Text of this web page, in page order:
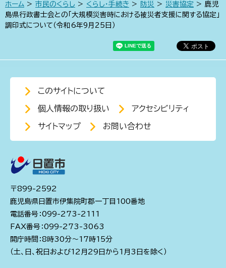
ホーム > 市民のくらし > くらし・手続き > 防災 > 災害協定 > 鹿児
島県行政書士会との「大規模災害時における被災者支援に関する協定」
調印式について（令和6年9月25日）
このサイトについて
個人情報の取り扱い アクセシビリティ
サイトマップ お問い合わせ
〒899-2592
鹿児島県日置市伊集院町郡一丁目100番地
電話番号：099-273-2111
FAX番号：099-273-3063
開庁時間：8時30分～17時15分
（土、日、祝日および12月29日から1月3日を除く）